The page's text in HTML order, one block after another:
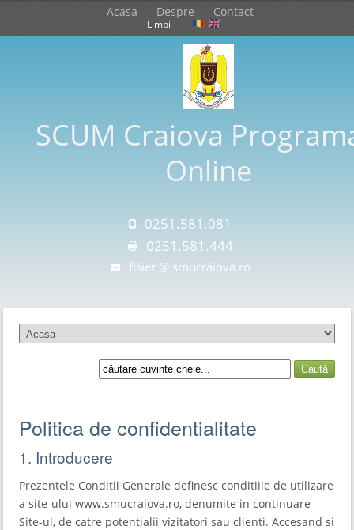
Acasa Despre Contact
Limbi
SCUM Craiova
Online
0251.581.081
0251.581.444
fisier @ smucraiova.ro
Politica de confidentialitate
1. Introducere
Prezentele Conditii Generale definesc conditiile de utilizare
a site-ului www.smucraiova.ro, denumite in continuare
Site-ul, de catre potentialii vizitatori sau clienti. Accesand si